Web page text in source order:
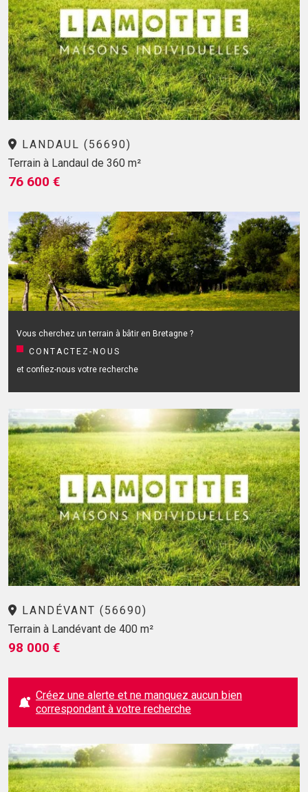
LANDAUL (56690)
Terrain à Landaul de 360 m²
76 600 €
Vous cherchez un terrain à bâtir en Bretagne ?
CONTACTEZ-NOUS
et confiez-nous votre recherche
LANDÉVANT (56690)
Terrain à Landévant de 400 m²
98 000 €
Créez une alerte et ne manquez aucun bien
correspondant à votre recherche